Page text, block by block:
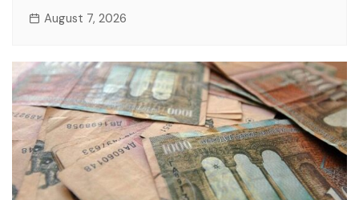
August 7, 2026